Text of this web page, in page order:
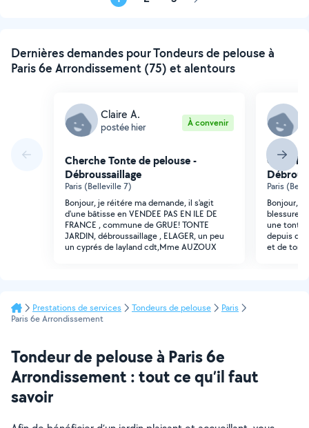
Dernières demandes pour Tondeurs de pelouse à
Paris 6e Arrondissement (75) et alentours
Claire A.
postée hier À convenir
Cherche Tonte de pelouse -
Débroussaillage
Paris (Belleville 7)
Bonjour, je réitére ma demande, il s'agit
d'une bâtisse en VENDEE PAS EN ILE DE
FRANCE , commune de GRUE! TONTE
JARDIN, débroussaillage , ELAGER, un peu
un cyprés de layland cdt,Mme AUZOUX
Paris
Bonjour,
blessure
une tonte
depuis
et de
Prestations de services Tondeurs de pelouse
Paris
Paris 6e Arrondissement
Tondeur de pelouse à Paris 6e
Arrondissement : tout ce qu’il faut
savoir